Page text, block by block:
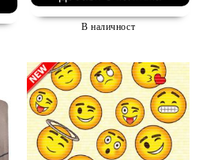
В наличност